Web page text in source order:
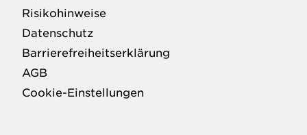
Risikohinweise
Datenschutz
Barrierefreiheitserklärung
AGB
Cookie-Einstellungen